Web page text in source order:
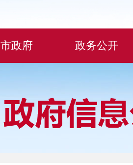
市政府 政务公开